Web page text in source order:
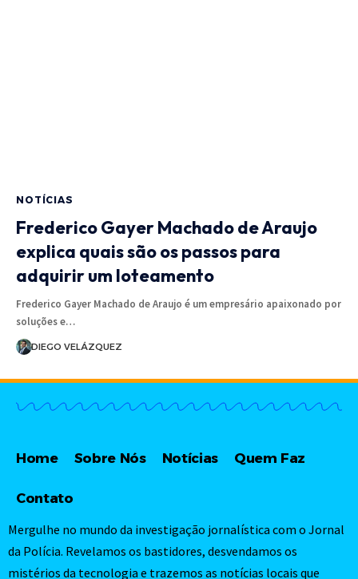
NOTÍCIAS
Frederico Gayer Machado de Araujo
explica quais são os passos para
adquirir um loteamento
Frederico Gayer Machado de Araujo é um empresário apaixonado por
soluções e…
DIEGO VELÁZQUEZ
Home Sobre Nós Notícias Quem Faz
Contato
Mergulhe no mundo da investigação jornalística com o Jornal
da Polícia. Revelamos os bastidores, desvendamos os
mistérios da tecnologia e trazemos as notícias locais que